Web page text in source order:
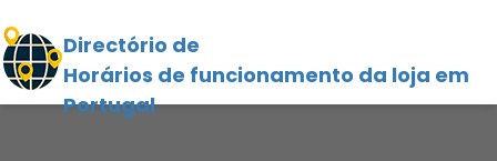
Directório de
Horários de funcionamento da loja em
Portugal